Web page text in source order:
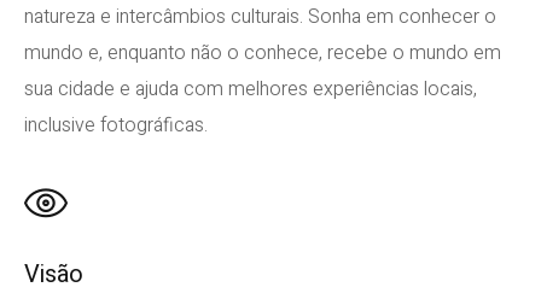
natureza e intercâmbios culturais. Sonha em conhecer o
mundo e, enquanto não o conhece, recebe o mundo em
sua cidade e ajuda com melhores experiências locais,
inclusive fotográficas.
Visão